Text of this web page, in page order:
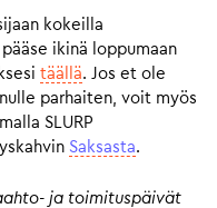
kokeilla
ikinä loppumaan
täällä. Jos et ole
parhaiten, voit myös
SLURP
Saksasta.
ja toimituspäivät